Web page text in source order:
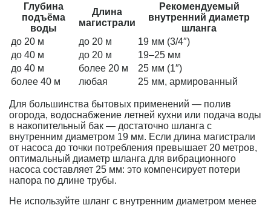
Глубина
подъёма
воды
Длина
магистрали
Рекомендуемый
внутренний диаметр
шланга
до 20 м
до 20 м
19 мм (3/4″)
до 40 м
до 20 м
19–25 мм
до 40 м
более 20 м
25 мм (1″)
более 40 м
любая 25 мм, армированный
Для большинства бытовых применений — полив
огорода, водоснабжение летней кухни или подача воды
в накопительный бак — достаточно шланга с
внутренним диаметром 19 мм. Если длина магистрали
от насоса до точки потребления превышает 20 метров,
оптимальный диаметр шланга для вибрационного
насоса составляет 25 мм: это компенсирует потери
напора по длине трубы.
Не используйте шланг с внутренним диаметром менее